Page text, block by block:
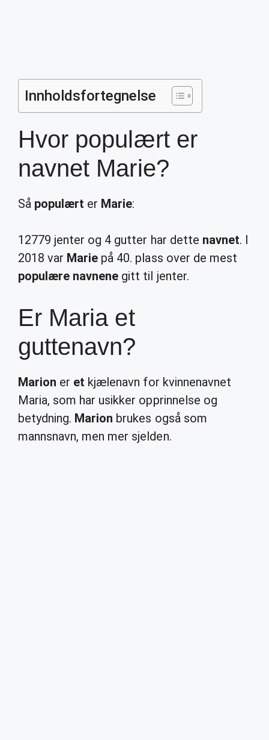
Innholdsfortegnelse
Hvor populært er
navnet Marie?
Så populært er Marie:
12779 jenter og 4 gutter har dette navnet. I
2018 var Marie på 40. plass over de mest
populære navnene gitt til jenter.
Er Maria et
guttenavn?
Marion er et kjælenavn for kvinnenavnet
Maria, som har usikker opprinnelse og
betydning. Marion brukes også som
mannsnavn, men mer sjelden.